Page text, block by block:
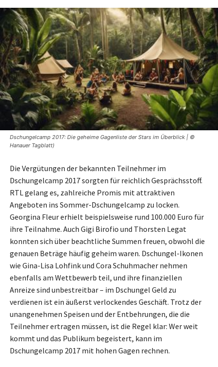
Dschungelcamp 2017: Die geheime Gagenliste der Stars im Überblick | ©
Hanauer Tagblatt)
Die Vergütungen der bekannten Teilnehmer im
Dschungelcamp 2017 sorgten für reichlich Gesprächsstoff.
RTL gelang es, zahlreiche Promis mit attraktiven
Angeboten ins Sommer-Dschungelcamp zu locken.
Georgina Fleur erhielt beispielsweise rund 100.000 Euro für
ihre Teilnahme. Auch Gigi Birofio und Thorsten Legat
konnten sich über beachtliche Summen freuen, obwohl die
genauen Beträge häufig geheim waren. Dschungel-Ikonen
wie Gina-Lisa Lohfink und Cora Schuhmacher nehmen
ebenfalls am Wettbewerb teil, und ihre finanziellen
Anreize sind unbestreitbar – im Dschungel Geld zu
verdienen ist ein äußerst verlockendes Geschäft. Trotz der
unangenehmen Speisen und der Entbehrungen, die die
Teilnehmer ertragen müssen, ist die Regel klar: Wer weit
kommt und das Publikum begeistert, kann im
Dschungelcamp 2017 mit hohen Gagen rechnen.